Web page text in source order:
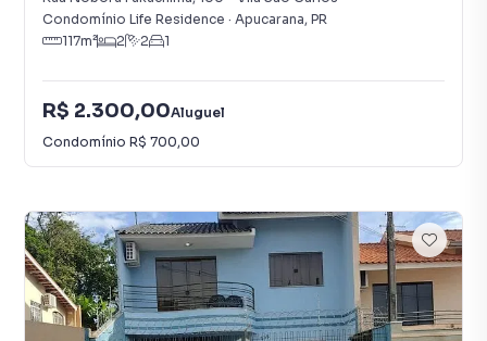
Condomínio Life Residence · Apucarana, PR
117m² 2 2 1
R$ 2.300,00Aluguel
Condomínio R$ 700,00